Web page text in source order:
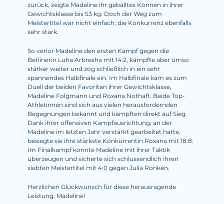
zurück, zeigte Madeline ihr geballtes Können in ihrer
Gewichtsklasse bis 53 kg. Doch der Weg zum
Meistertitel war nicht einfach; die Konkurrenz ebenfalls
sehr stark.
So verlor Madeline den ersten Kampf gegen die
Berlinerin Luha Arbresha mit 14:2, kämpfte aber umso
stärker weiter und zog schließlich in ein sehr
spannendes Halbfinale ein. Im Halbfinale kam es zum
Duell der beiden Favoriten ihrer Gewichtsklasse,
Madeline Folgmann und Roxana Nothaft. Beide Top-
Athletinnen sind sich aus vielen herausfordernden
Begegnungen bekannt und kämpften direkt auf Sieg.
Dank ihrer offensiven Kampfausrichtung, an der
Madeline im letzten Jahr verstärkt gearbeitet hatte,
besiegte sie ihre stärkste Konkurrentin Roxana mit 18:8.
Im Finalkampf konnte Madeline mit ihrer Taktik
überzeugen und sicherte sich schlussendlich ihren
siebten Meistertitel mit 4:0 gegen Julia Ronken.
Herzlichen Glückwunsch für diese herausragende
Leistung, Madeline!